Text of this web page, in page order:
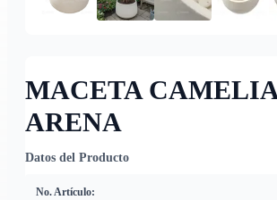
MACETA
ARENA
Datos del Producto
No. Artículo: